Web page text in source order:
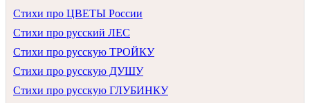
Стихи про ЦВЕТЫ России
Стихи про русский ЛЕС
Стихи про русскую ТРОЙКУ
Стихи про русскую ДУШУ
Стихи про русскую ГЛУБИНКУ